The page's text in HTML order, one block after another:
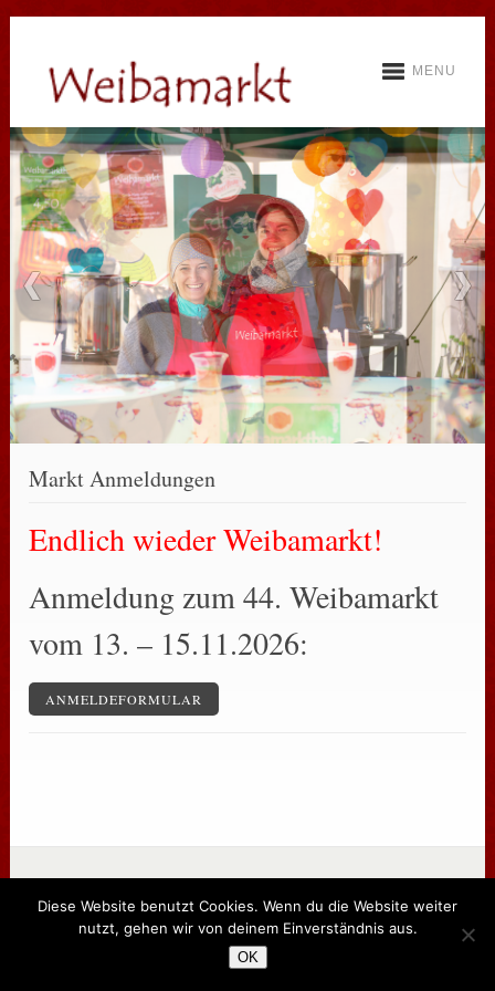
MENU
Markt Anmeldungen
Endlich wieder Weibamarkt!
Anmeldung zum 44. Weibamarkt
vom 13. – 15.11.2026:
ANMELDEFORMULAR
Copyright © Weibamarkt
Diese Website benutzt Cookies. Wenn du die Website weiter
nutzt, gehen wir von deinem Einverständnis aus.
OK